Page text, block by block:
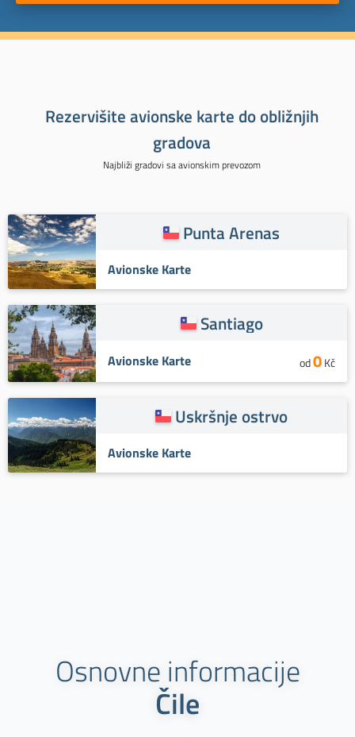
Rezervišite avionske karte do obližnjih
gradova
Najbliži gradovi sa avionskim prevozom
Punta Arenas
Avionske Karte
Santiago
Avionske Karte od0Kč
Uskršnje ostrvo
Avionske Karte
Osnovne informacije
Čile